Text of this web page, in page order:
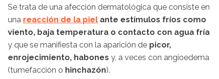
Se trata de una afección dermatológica que consiste en
una reacción de la piel ante estímulos fríos como
viento, baja temperatura o contacto con agua fría
y que se manifiesta con la aparición de picor,
enrojecimiento, habones y, a veces con angioedema
(tumefacción o hinchazón).